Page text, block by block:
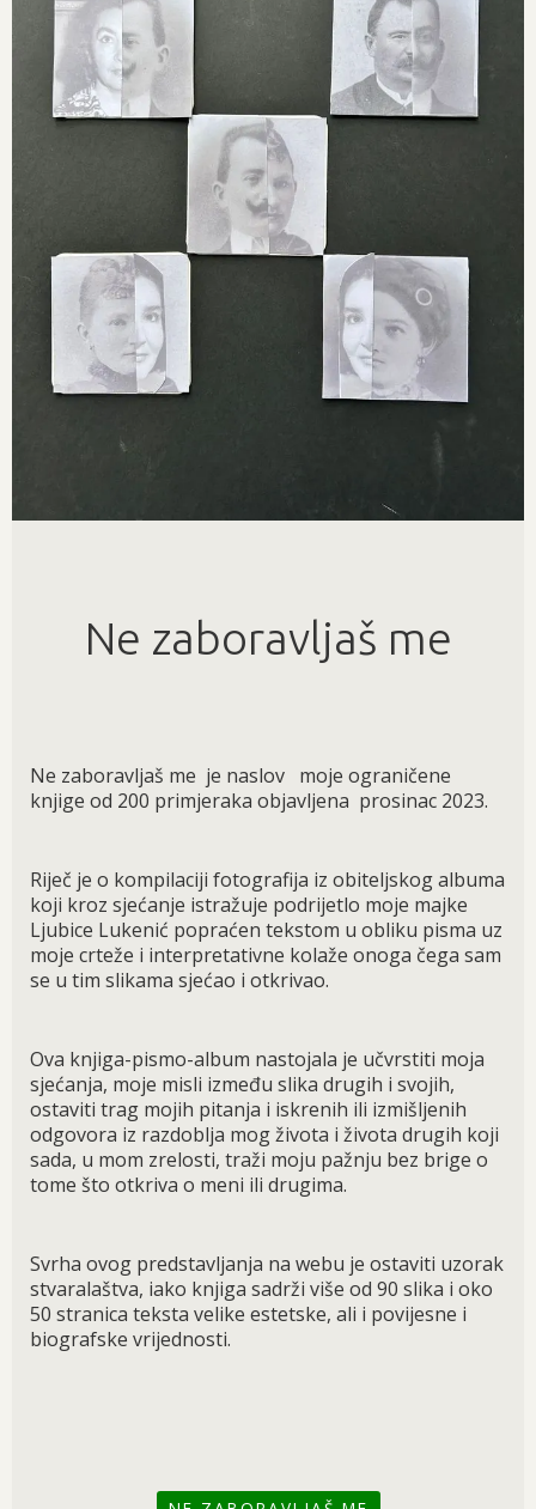
Ne zaboravljaš me
Ne zaboravljaš me je naslov moje ograničene
knjige od 200 primjeraka objavljena prosinac 2023.
Riječ je o kompilaciji fotografija iz obiteljskog albuma
koji kroz sjećanje istražuje podrijetlo moje majke
Ljubice Lukenić popraćen tekstom u obliku pisma uz
moje crteže i interpretativne kolaže onoga čega sam
se u tim slikama sjećao i otkrivao.
Ova knjiga-pismo-album nastojala je učvrstiti moja
sjećanja, moje misli između slika drugih i svojih,
ostaviti trag mojih pitanja i iskrenih ili izmišljenih
odgovora iz razdoblja mog života i života drugih koji
sada, u mom zrelosti, traži moju pažnju bez brige o
tome što otkriva o meni ili drugima.
Svrha ovog predstavljanja na webu je ostaviti uzorak
stvaralaštva, iako knjiga sadrži više od 90 slika i oko
50 stranica teksta velike estetske, ali i povijesne i
biografske vrijednosti.